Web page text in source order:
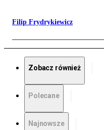
Filip Frydrykiewicz
Zobacz również
Polecane
Najnowsze